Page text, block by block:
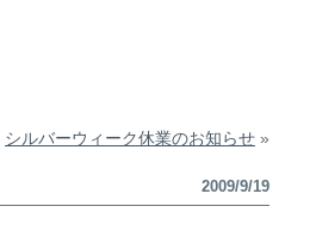
シルバーウィーク休業のお知らせ »
2009/9/19